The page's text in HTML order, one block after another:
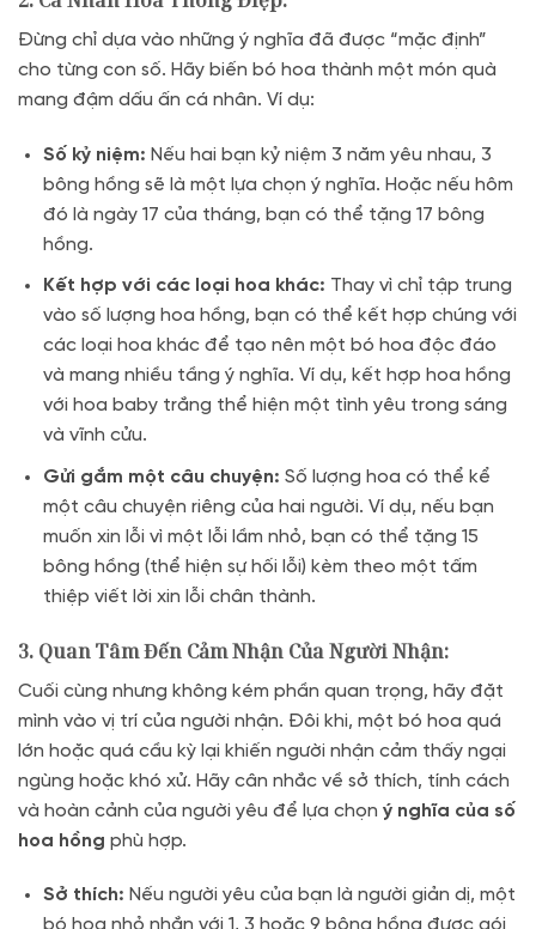
Đừng chỉ dựa vào những ý nghĩa đã được “mặc định”
cho từng con số. Hãy biến bó hoa thành một món quà
mang đậm dấu ấn cá nhân. Ví dụ:
Số kỷ niệm: Nếu hai bạn kỷ niệm 3 năm yêu nhau, 3
bông hồng sẽ là một lựa chọn ý nghĩa. Hoặc nếu hôm
đó là ngày 17 của tháng, bạn có thể tặng 17 bông
hồng.
Kết hợp với các loại hoa khác: Thay vì chỉ tập trung
vào số lượng hoa hồng, bạn có thể kết hợp chúng với
các loại hoa khác để tạo nên một bó hoa độc đáo
và mang nhiều tầng ý nghĩa. Ví dụ, kết hợp hoa hồng
với hoa baby trắng thể hiện một tình yêu trong sáng
và vĩnh cửu.
Gửi gắm một câu chuyện: Số lượng hoa có thể kể
một câu chuyện riêng của hai người. Ví dụ, nếu bạn
muốn xin lỗi vì một lỗi lầm nhỏ, bạn có thể tặng 15
bông hồng (thể hiện sự hối lỗi) kèm theo một tấm
thiệp viết lời xin lỗi chân thành.
3. Quan Tâm Đến Cảm Nhận Của Người Nhận:
Cuối cùng nhưng không kém phần quan trọng, hãy đặt
mình vào vị trí của người nhận. Đôi khi, một bó hoa quá
lớn hoặc quá cầu kỳ lại khiến người nhận cảm thấy ngại
ngùng hoặc khó xử. Hãy cân nhắc về sở thích, tính cách
và hoàn cảnh của người yêu để lựa chọn ý nghĩa của số
hoa hồng phù hợp.
Sở thích: Nếu người yêu của bạn là người giản dị, một